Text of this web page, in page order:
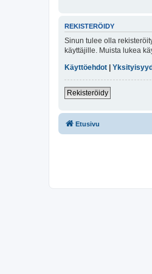
REKISTERÖIDY
Sinun tulee olla
käyttäjille. Muista lukea
Käyttöehdot |
Rekisteröidy
Etusivu